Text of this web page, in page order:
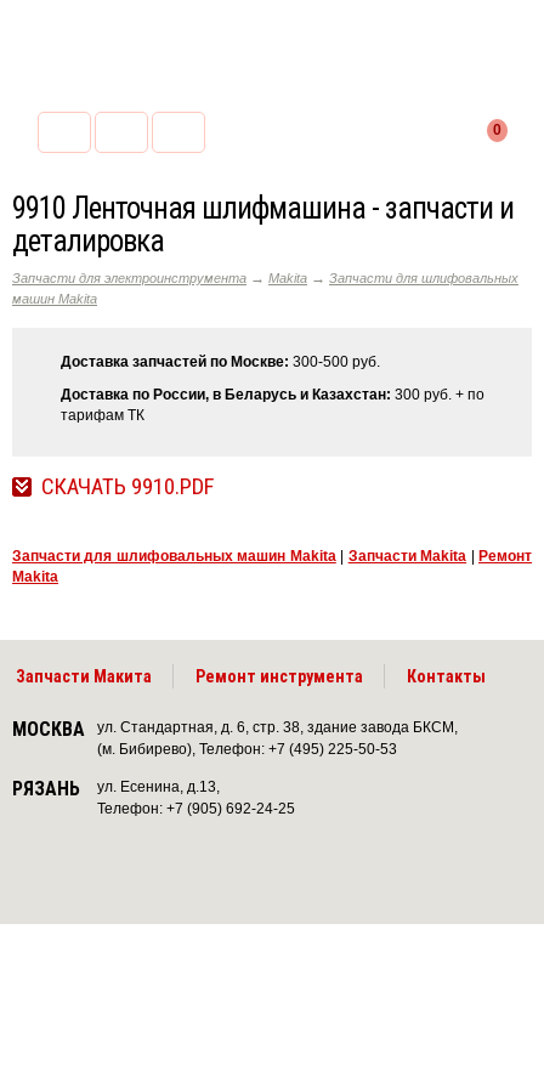
0
9910 Ленточная шлифмашина - запчасти и
деталировка
Запчасти для электроинструмента → Makita → Запчасти для шлифовальных
машин Makita
Доставка запчастей по Москве: 300-500 руб.
Доставка по России, в Беларусь и Казахстан: 300 руб. + по
тарифам ТК
СКАЧАТЬ 9910.PDF
Запчасти для шлифовальных машин Makita| Запчасти Makita
Ремонт
Makita
Запчасти Макита Ремонт инструмента Контакты
МОСКВА
ул. Стандартная, д. 6, стр. 38, здание завода БКСМ,
(м. Бибирево), Телефон: +7 (495) 225-50-53
РЯЗАНЬ
ул. Есенина, д.13,
Телефон: +7 (905) 692-24-25